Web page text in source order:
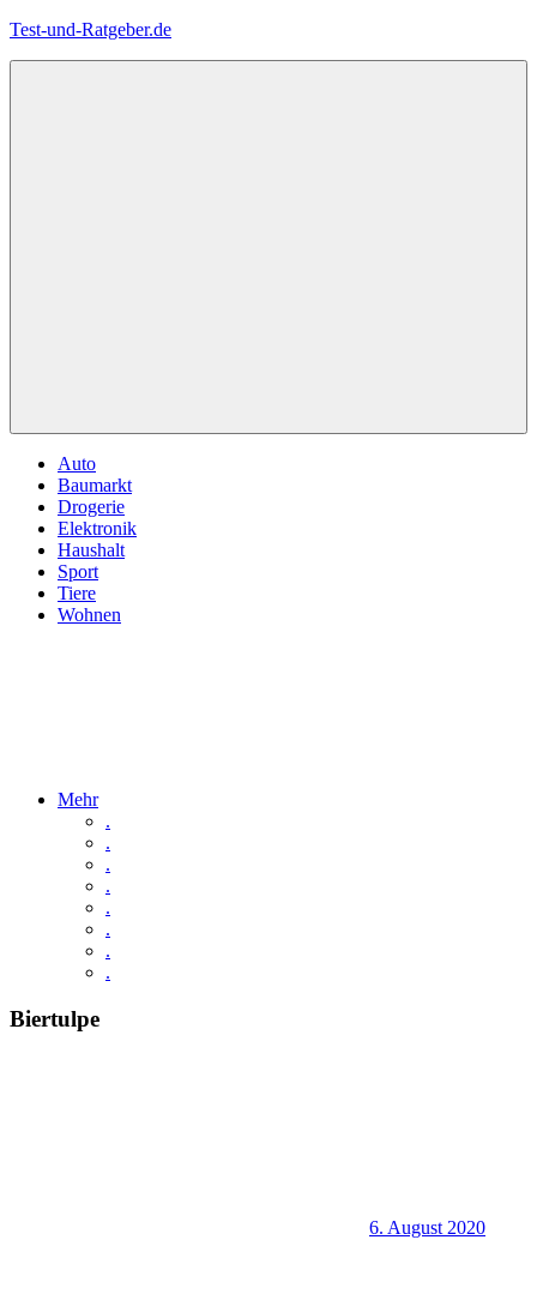
Zum
Test-und-Ratgeber.de
Auto
Baumarkt
Drogerie
Elektronik
Haushalt
Sport
Tiere
Wohnen
Mehr
.
.
.
.
.
.
.
.
Biertulpe
6. August 2020